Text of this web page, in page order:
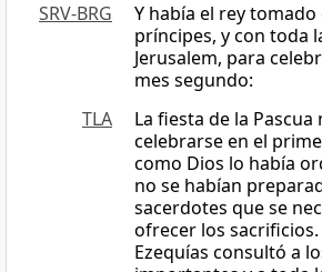
SRV-BRG
Y había el rey
príncipes, y con toda
Jerusalem, para
mes segundo:
TLA
La fiesta de la Pascua
celebrarse en el
como Dios lo había
no se habían
sacerdotes que se
ofrecer los
Ezequías consultó a